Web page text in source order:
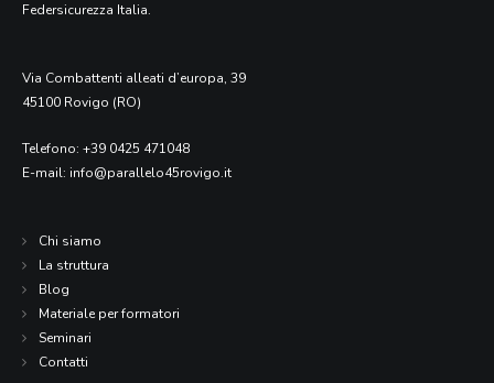
Federsicurezza Italia.
Via Combattenti alleati d’europa, 39
45100 Rovigo (RO)
Telefono: +39 0425 471048
E-mail: info@parallelo45rovigo.it
Chi siamo
La struttura
Blog
Materiale per formatori
Seminari
Contatti